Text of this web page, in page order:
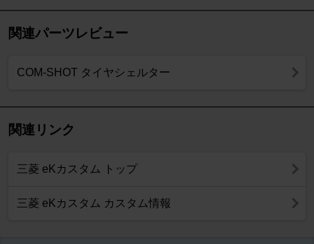
関連パーツレビュー
COM-SHOT タイヤシェルター
関連リンク
三菱 eKカスタム トップ
三菱 eKカスタム カスタム情報